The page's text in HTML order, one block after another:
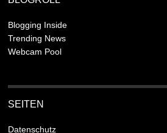
Blogging Inside
Trending News
Webcam Pool
SEITEN
Datenschutz